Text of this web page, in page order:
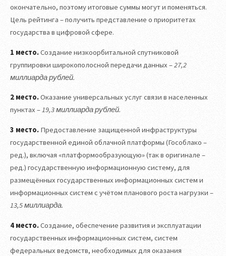
окончательно, поэтому итоговые суммы могут и поменяться.
Цель рейтинга – получить представление о приоритетах
государства в цифровой сфере.
1 место.Создание низкоорбитальной спутниковой
группировки широкополосной передачи данных –27,2
миллиарда рублей.
2 место.Оказание универсальных услуг связи в населенных
пунктах –19,3 миллиарда рублей.
3 место. Предоставление защищенной инфраструктуры
государственной единой облачной платформы (Гособлако –
ред.), включая «платформообразующую» (так в оригинале –
ред.) государственную информационную систему, для
размещённых государственных информационных систем и
информационных систем с учётом планового роста нагрузки –
13,5 миллиарда.
4 место.Создание, обеспечение развития и эксплуатации
государственных информационных систем, систем
федеральных ведомств, необходимых для оказания